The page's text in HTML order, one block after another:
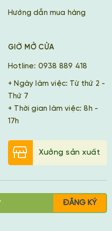
Hướng dẫn mua hàng
GIỜ MỞ CỬA
Hotline: 0938 889 418
+ Ngày làm việc: Từ thứ 2 -
Thứ 7
+ Thời gian làm việc: 8h -
17h
Xưởng sản xuất
ĐĂNG KÝ